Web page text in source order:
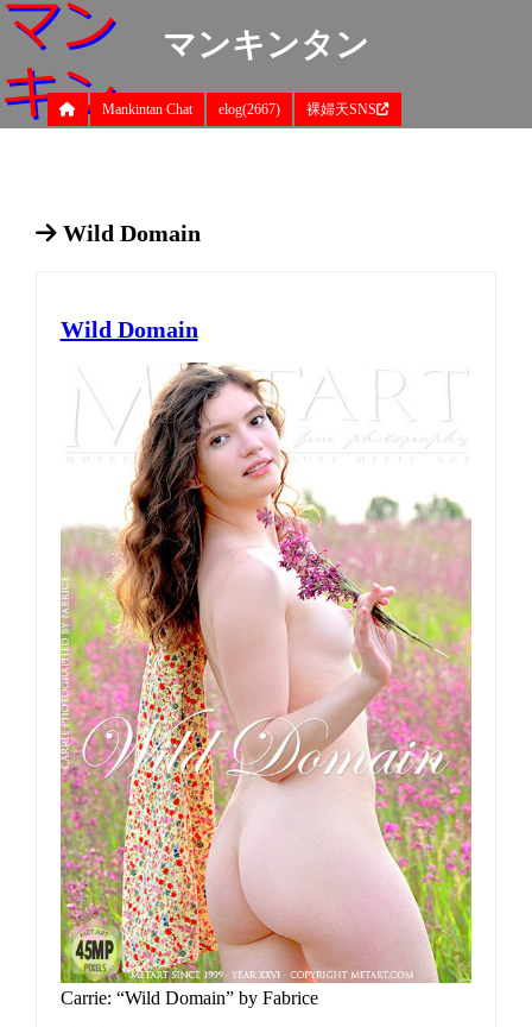
マンキンタン
Mankintan Chat elog(2667) 裸婦天SNS
Wild Domain
Wild Domain
Carrie: “Wild Domain” by Fabrice